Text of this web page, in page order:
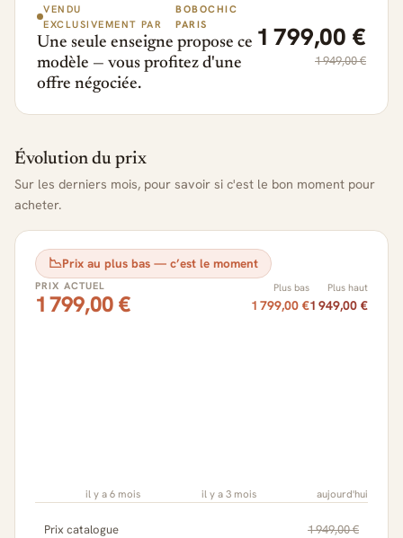
VENDU
EXCLUSIVEMENT PAR
BOBOCHIC
PARIS
Une seule enseigne propose ce
modèle — vous profitez d'une
offre négociée.
1 799,00 €
1 949,00 €
Évolution du prix
Sur les derniers mois, pour savoir si c'est le bon moment pour
acheter.
📉Prix au plus bas — c’est le moment
PRIX ACTUEL
1 799,00 €
Plus bas
1 799,00 €
Plus haut
1 949,00 €
il y a 6 mois il y a 3 mois aujourd'hui
Prix catalogue 1 949,00 €